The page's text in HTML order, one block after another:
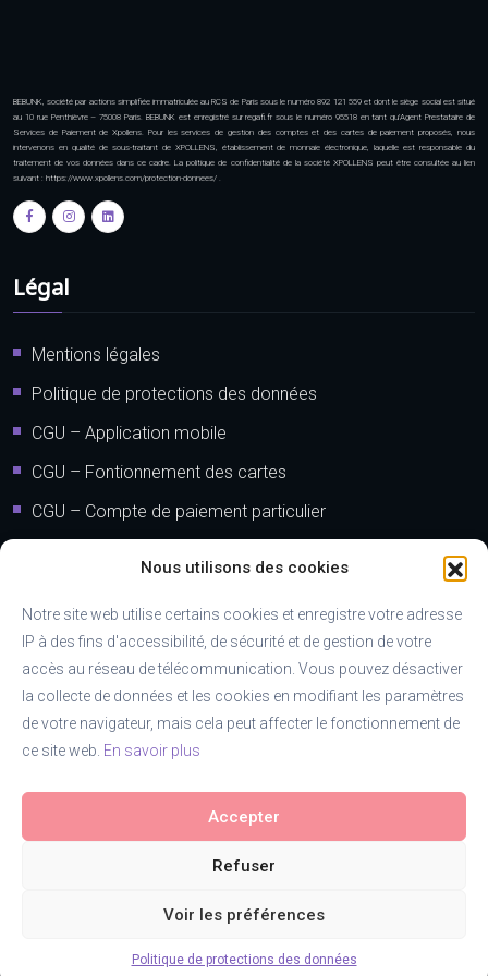
Nous utilisons des cookies
Notre site web utilise certains cookies et enregistre votre adresse
IP à des fins d'accessibilité, de sécurité et de gestion de votre
accès au réseau de télécommunication. Vous pouvez désactiver
la collecte de données et les cookies en modifiant les paramètres
de votre navigateur, mais cela peut affecter le fonctionnement de
ce site web. En savoir plus
Accepter
Refuser
Voir les préférences
Politique de protections des données
BEBUNK, société par actions simplifiée immatriculée au RCS de Paris sous le numéro 892 121 559 et dont le siège social est situé
au 10 rue Penthièvre – 75008 Paris. BEBUNK est enregistré sur regafi.fr sous le numéro 95518 en tant qu’Agent Prestataire de
Services de Paiement de Xpollens. Pour les services de gestion des comptes et des cartes de paiement proposés, nous
intervenons en qualité de sous-traitant de XPOLLENS, établissement de monnaie électronique, laquelle est responsable du
traitement de vos données dans ce cadre. La politique de confidentialité de la société XPOLLENS peut être consultée au lien
suivant : https://www.xpollens.com/protection-donnees/ .
Légal
Mentions légales
Politique de protections des données
CGU – Application mobile
CGU – Fontionnement des cartes
CGU – Compte de paiement particulier
Adresse
39 Rue de Verdun Immeuble le Manhattan Nouméa 98800
Nouméa, Nouvelle-Calédonie
Immeuble les Manguiers au 2ème étage
contact@bebunk.com
Téléphone :
– Nouméa